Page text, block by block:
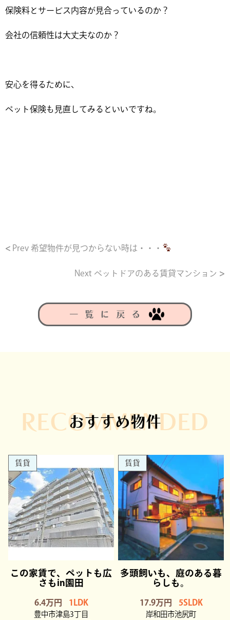
保険料とサービス内容が見合っているのか？
会社の信頼性は大丈夫なのか？
安心を得るために、
ペット保険も見直してみるといいですね。
Prev 希望物件が見つからない時は・・・
Next ペットドアのある賃貸マンション
一覧に戻る
RECOMMENDED
おすすめ物件
賃貸
この家賃で、ペットも広
さもin園田
6.4万円 1LDK
豊中市津島3丁目
賃貸
多頭飼いも、庭のある暮
らしも。
17.9万円 5SLDK
岸和田市池尻町